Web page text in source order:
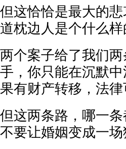
但这恰恰是最大的
道枕边人是个什么样
两个案子给了我们
手，你只能在沉默
果有财产转移，法
但这两条路，哪一
不要让婚姻变成一场